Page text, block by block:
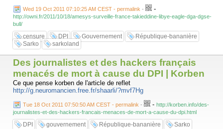
Wed 19 Oct 2011 07:10:25 AM CEST - permalink - -
http://owni.fr/2011/10/18/amesys-surveille-france-takieddine-libye-eagle-dga-dgse-
bull/
censure DPI Gouvernement
République-bananière
Sarko
sarkoland
Des journalistes et des hackers français
menacés de mort à cause du DPI | Korben
Ce que pense korben de l'article de reflet
http://g.neuromancien.free.fr/shaarli/?mvf7Hg
Tue 18 Oct 2011 07:50:50 AM CEST - permalink - - http://korben.info/des-
journalistes-et-des-hackers-francais-menaces-de-mort-a-cause-du-dpi.html
DPI gouvernement République-bananière Sarko